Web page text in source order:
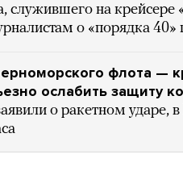
служившего на
о «порядка
флота —
ослабить защиту
о ракетном ударе,